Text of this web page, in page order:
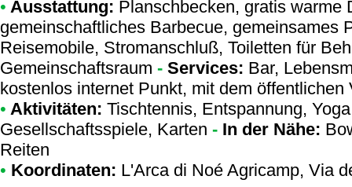
• Ausstattung: Planschbecken, gratis warme
gemeinschaftliches Barbecue, gemeinsames
Reisemobile, Stromanschluß, Toiletten für
Gemeinschaftsraum - Services: Bar,
kostenlos internet Punkt, mit dem
• Aktivitäten: Tischtennis, Entspannung,
Gesellschaftsspiele, Karten - In der Nähe:
Reiten
• Koordinaten: L'Arca di Noé Agricamp, Via